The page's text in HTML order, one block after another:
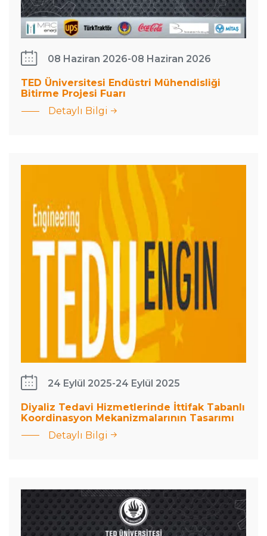
08 Haziran 2026-08 Haziran 2026
TED Üniversitesi Endüstri Mühendisliği
Bitirme Projesi Fuarı
Detaylı Bilgi
Tasarımı
24 Eylül 2025-24 Eylül 2025
Diyaliz Tedavi Hizmetlerinde İttifak Tabanlı
Koordinasyon Mekanizmalarının Tasarımı
Detaylı Bilgi
Mühendisliği
Bitirme
Projesi Fuarı